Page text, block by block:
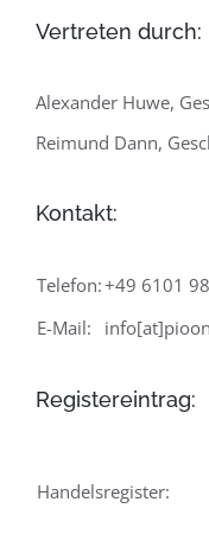
Vertreten durch:
Alexander Huwe,
Reimund Dann,
Kontakt:
Telefon:+49 6101
E-Mail:
Registereintrag:
Handelsregister: